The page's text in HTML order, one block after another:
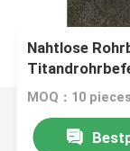
Nahtlose
MOQ：10 pieces